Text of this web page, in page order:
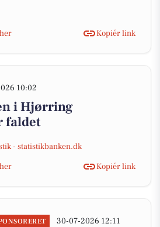
Kopiér link
10:02
i Hjørring
faldet
- statistikbanken.dk
Kopiér link
30-07-2026 12:11